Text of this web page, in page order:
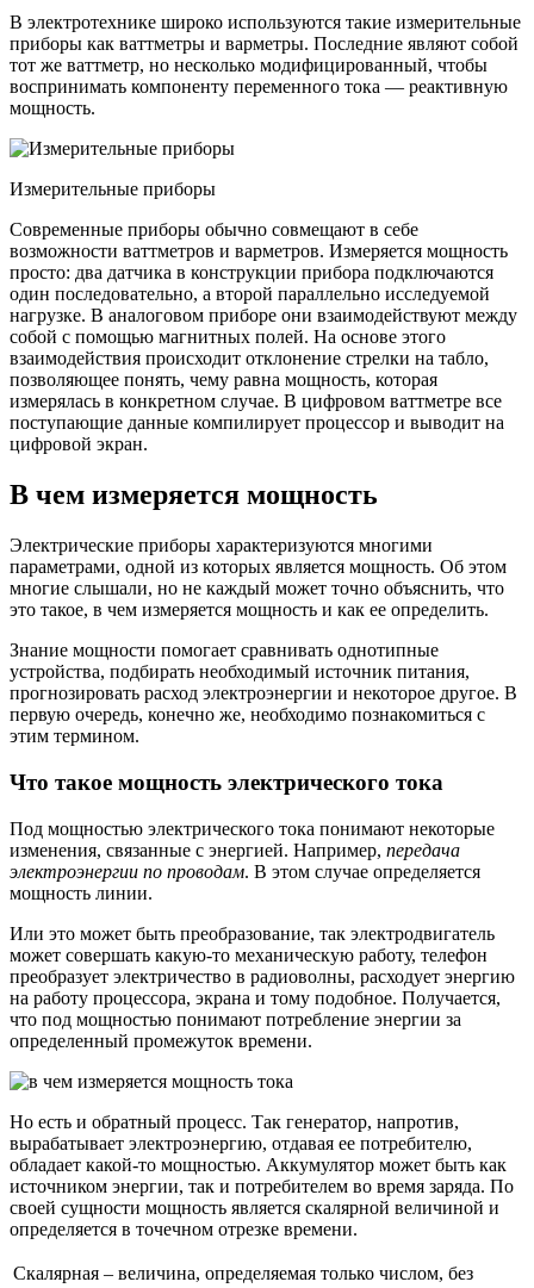
В электротехнике широко используются такие измерительные
приборы как ваттметры и варметры. Последние являют собой
тот же ваттметр, но несколько модифицированный, чтобы
воспринимать компоненту переменного тока — реактивную
мощность.
Измерительные приборы
Современные приборы обычно совмещают в себе
возможности ваттметров и варметров. Измеряется мощность
просто: два датчика в конструкции прибора подключаются
один последовательно, а второй параллельно исследуемой
нагрузке. В аналоговом приборе они взаимодействуют между
собой с помощью магнитных полей. На основе этого
взаимодействия происходит отклонение стрелки на табло,
позволяющее понять, чему равна мощность, которая
измерялась в конкретном случае. В цифровом ваттметре все
поступающие данные компилирует процессор и выводит на
цифровой экран.
В чем измеряется мощность
Электрические приборы характеризуются многими
параметрами, одной из которых является мощность. Об этом
многие слышали, но не каждый может точно объяснить, что
это такое, в чем измеряется мощность и как ее определить.
Знание мощности помогает сравнивать однотипные
устройства, подбирать необходимый источник питания,
прогнозировать расход электроэнергии и некоторое другое. В
первую очередь, конечно же, необходимо познакомиться с
этим термином.
Что такое мощность электрического тока
Под мощностью электрического тока понимают некоторые
изменения, связанные с энергией. Например, передача
электроэнергии по проводам. В этом случае определяется
мощность линии.
Или это может быть преобразование, так электродвигатель
может совершать какую-то механическую работу, телефон
преобразует электричество в радиоволны, расходует энергию
на работу процессора, экрана и тому подобное. Получается,
что под мощностью понимают потребление энергии за
определенный промежуток времени.
Но есть и обратный процесс. Так генератор, напротив,
вырабатывает электроэнергию, отдавая ее потребителю,
обладает какой-то мощностью. Аккумулятор может быть как
источником энергии, так и потребителем во время заряда. По
своей сущности мощность является скалярной величиной и
определяется в точечном отрезке времени.
Скалярная – величина, определяемая только числом, без